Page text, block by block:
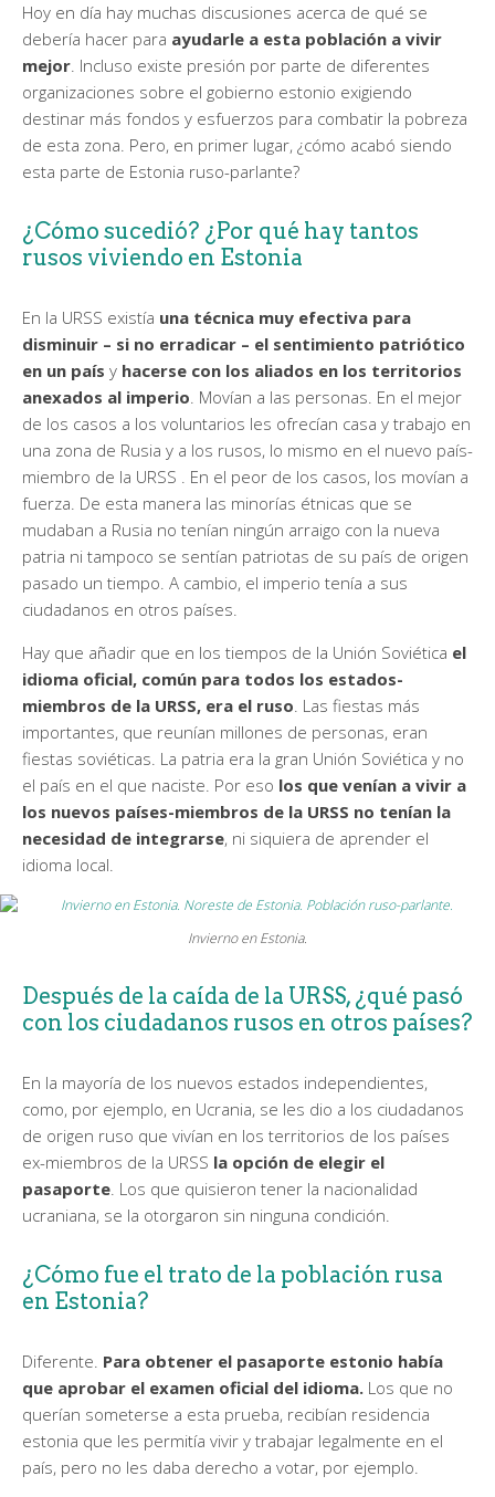
Hoy en día hay muchas discusiones acerca de qué se
debería hacer para ayudarle a esta población a vivir
mejor . Incluso existe presión por parte de diferentes
organizaciones sobre el gobierno estonio exigiendo
destinar más fondos y esfuerzos para combatir la pobreza
de esta zona. Pero, en primer lugar, ¿cómo acabó siendo
esta parte de Estonia ruso-parlante?
¿Cómo sucedió? ¿Por qué hay tantos
rusos viviendo en Estonia
En la URSS existía una técnica muy efectiva para
disminuir – si no erradicar – el sentimiento patriótico
en un país y hacerse con los aliados en los territorios
anexados al imperio . Movían a las personas. En el mejor
de los casos a los voluntarios les ofrecían casa y trabajo en
una zona de Rusia y a los rusos, lo mismo en el nuevo país-
miembro de la URSS . En el peor de los casos, los movían a
fuerza. De esta manera las minorías étnicas que se
mudaban a Rusia no tenían ningún arraigo con la nueva
patria ni tampoco se sentían patriotas de su país de origen
pasado un tiempo. A cambio, el imperio tenía a sus
ciudadanos en otros países.
Hay que añadir que en los tiempos de la Unión Soviética el
idioma oficial, común para todos los estados-
miembros de la URSS, era el ruso . Las fiestas más
importantes, que reunían millones de personas, eran
fiestas soviéticas. La patria era la gran Unión Soviética y no
el país en el que naciste. Por eso los que venían a vivir a
los nuevos países-miembros de la URSS no tenían la
necesidad de integrarse, ni siquiera de aprender el
idioma local.
Invierno en Estonia.
Después de la caída de la URSS, ¿qué pasó
con los ciudadanos rusos en otros países?
En la mayoría de los nuevos estados independientes,
como, por ejemplo, en Ucrania, se les dio a los ciudadanos
de origen ruso que vivían en los territorios de los países
ex-miembros de la URSS la opción de elegir el
pasaporte . Los que quisieron tener la nacionalidad
ucraniana, se la otorgaron sin ninguna condición.
¿Cómo fue el trato de la población rusa
en Estonia?
Diferente. Para obtener el pasaporte estonio había
que aprobar el examen oficial del idioma. Los que no
querían someterse a esta prueba, recibían residencia
estonia que les permitía vivir y trabajar legalmente en el
país, pero no les daba derecho a votar, por ejemplo.